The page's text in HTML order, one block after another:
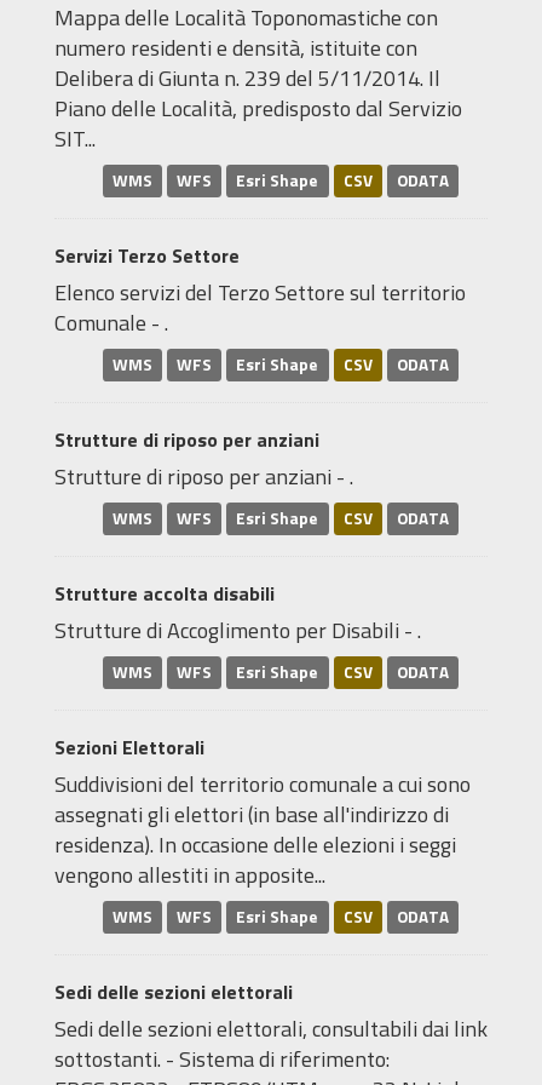
Mappa delle Località Toponomastiche con
numero residenti e densità, istituite con
Delibera di Giunta n. 239 del 5/11/2014. Il
Piano delle Località, predisposto dal Servizio
SIT...
WMS WFS Esri Shape CSV ODATA
Servizi Terzo Settore
Elenco servizi del Terzo Settore sul territorio
Comunale - .
WMS WFS Esri Shape CSV ODATA
Strutture di riposo per anziani
Strutture di riposo per anziani - .
WMS WFS Esri Shape CSV ODATA
Strutture accolta disabili
Strutture di Accoglimento per Disabili - .
WMS WFS Esri Shape CSV ODATA
Sezioni Elettorali
Suddivisioni del territorio comunale a cui sono
assegnati gli elettori (in base all'indirizzo di
residenza). In occasione delle elezioni i seggi
vengono allestiti in apposite...
WMS WFS Esri Shape CSV ODATA
Sedi delle sezioni elettorali
Sedi delle sezioni elettorali, consultabili dai link
sottostanti. - Sistema di riferimento: